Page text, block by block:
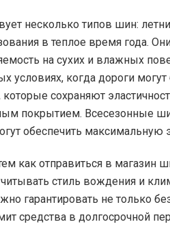
несколько типов шин:
в теплое время года.
на сухих и влажных
условиях, когда дороги
сохраняют
покрытием. Всесезонные
обеспечить
как отправиться в
стиль вождения и
гарантировать не только
средства в долгосрочной